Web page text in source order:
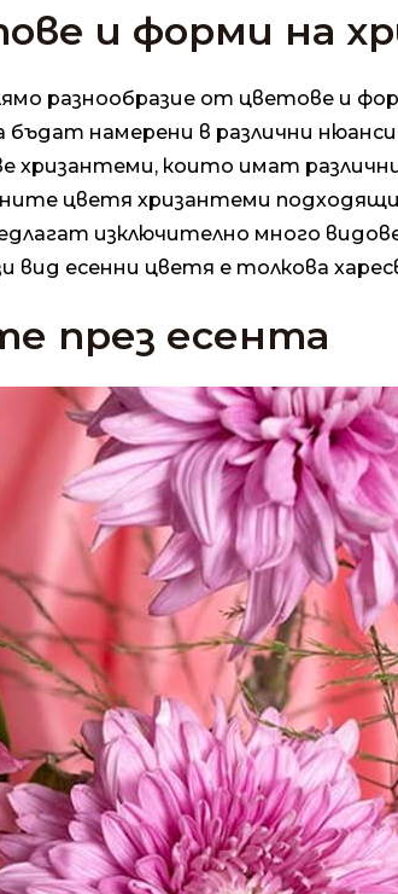
и форми на
разнообразие от цветове и
бъдат намерени в различни
хризантеми, които имат
цветя хризантеми
изключително много
вид есенни цветя е толкова
през есента